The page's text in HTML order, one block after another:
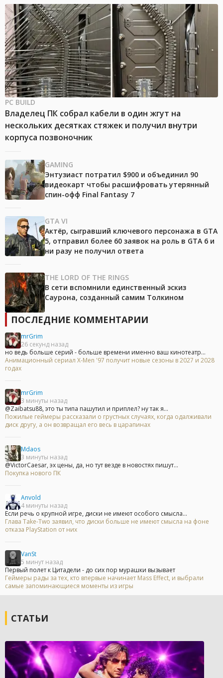
PC BUILD
Владелец ПК собрал кабели в один жгут на
нескольких десятках стяжек и получил внутри
корпуса позвоночник
GAMING
Энтузиаст потратил $900 и объединил 90
видеокарт чтобы расшифровать утерянный
спин-офф Final Fantasy 7
GTA VI
Актёр, сыгравший ключевого персонажа в GTA
5, отправил более 60 заявок на роль в GTA 6 и
ни разу не получил ответа
THE LORD OF THE RINGS
В сети вспомнили единственный эскиз
Саурона, созданный самим Толкином
ПОСЛЕДНИЕ КОММЕНТАРИИ
mrGrim
26 секунд назад
но ведь больше серий - больше времени именно ваш кинотеатр...
Анимационный сериал X-Men '97 получит новые сезоны в 2027 и 2028
годах
mrGrim
3 минуты назад
@Zaibatsu88, это ты типа пашутил и приплел? ну так я...
Пожилые геймеры рассказали о грустных случаях, когда одалживали
диск другу, а он возвращал его весь в царапинах
Mdaos
3 минуты назад
@VictorCaesar, эх цены, да, но тут везде в новостях пишут...
Покупка нового ПК
Anvold
4 минуты назад
Если речь о крупной игре, диски не имеют особого смысла...
Глава Take-Two заявил, что диски больше не имеют смысла на фоне
отказа PlayStation от них
VanSt
5 минут назад
Первый полет к Цитадели - до сих пор мурашки вызывает
Геймеры рады за тех, кто впервые начинает Mass Effect, и выбрали
самые запоминающиеся моменты из игры
СТАТЬИ